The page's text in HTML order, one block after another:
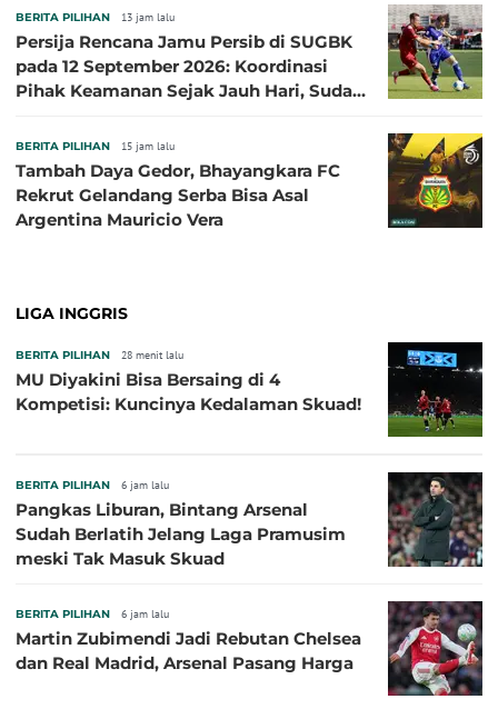
BERITA PILIHAN 13 jam lalu
Persija Rencana Jamu Persib di SUGBK
pada 12 September 2026: Koordinasi
Pihak Keamanan Sejak Jauh Hari, Sudah
BERITA PILIHAN 15 jam lalu
Tambah Daya Gedor, Bhayangkara FC
Rekrut Gelandang Serba Bisa Asal
Argentina Mauricio Vera
LIGA INGGRIS
BERITA PILIHAN 28 menit lalu
MU Diyakini Bisa Bersaing di 4
Kompetisi: Kuncinya Kedalaman Skuad!
BERITA PILIHAN 6 jam lalu
Pangkas Liburan, Bintang Arsenal
Sudah Berlatih Jelang Laga Pramusim
meski Tak Masuk Skuad
BERITA PILIHAN 6 jam lalu
Martin Zubimendi Jadi Rebutan Chelsea
dan Real Madrid, Arsenal Pasang Harga